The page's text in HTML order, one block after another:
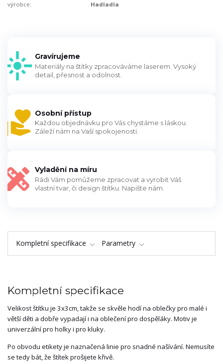
výrobce:
Hadladla
Gravírujeme
Materiály na štítky zpracováváme laserem. Vysoký
detail, přesnost a odolnost.
Osobní přístup
Každou objednávku pro Vás chystáme s láskou.
Záleží nám na Vaší spokojenosti.
Vyladění na míru
Rádi Vám pomůžeme zpracovat a vyrobit Váš
vlastní tvar, či design štítku. Napište nám.
Kompletní specifikace Parametry
Kompletní specifikace
Velikost štítku je 3x3cm, takže se skvěle hodí na oblečky pro malé i
větší děti a dobře vypadají i na oblečení pro dospěláky. Motiv je
univerzální pro holky i pro kluky.
Po obvodu etikety je naznačená linie pro snadné našívání. Nemusíte
se tedy bát, že štítek prošijete křivě.